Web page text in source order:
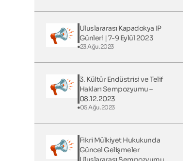
Uluslararası Kapadokya IP
Günleri​ | 7-9 Eylül 2023
23.Ağu.2023
3. Kültür Endüstrisi ve Telif
Hakları Sempozyumu –
08.12.2023
05.Ağu.2023
Fikri Mülkiyet Hukukunda
Güncel Gelişmeler